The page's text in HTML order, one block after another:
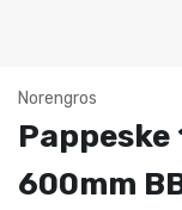
Norengros
Pappeske
600mm